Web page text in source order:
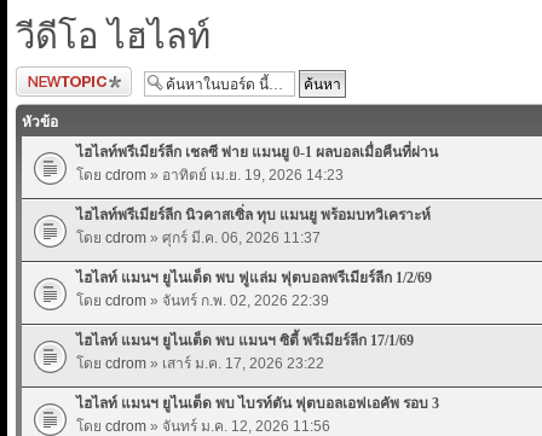
วีดีโอ ไฮไลท์
ตั้งกระทู้ใหม่
หัวข้อ
ไฮไลท์พรีเมียร์ลีก เชลซี พ่าย แมนยู 0-1 ผลบอลเมื่อคืนที่ผ่าน
โดย cdrom » อาทิตย์ เม.ย. 19, 2026 14:23
ไฮไลท์พรีเมียร์ลีก นิวคาสเซิ่ล ทุบ แมนยู พร้อมบทวิเคราะห์
โดย cdrom » ศุกร์ มี.ค. 06, 2026 11:37
ไฮไลท์ แมนฯ ยูไนเต็ด พบ ฟูแล่ม ฟุตบอลพรีเมียร์ลีก 1/2/69
โดย cdrom » จันทร์ ก.พ. 02, 2026 22:39
ไฮไลท์ แมนฯ ยูไนเต็ด พบ แมนฯ ซิตี้ พรีเมียร์ลีก 17/1/69
โดย cdrom » เสาร์ ม.ค. 17, 2026 23:22
ไฮไลท์ แมนฯ ยูไนเต็ด พบ ไบรท์ตัน ฟุตบอลเอฟเอคัพ รอบ 3
โดย cdrom » จันทร์ ม.ค. 12, 2026 11:56